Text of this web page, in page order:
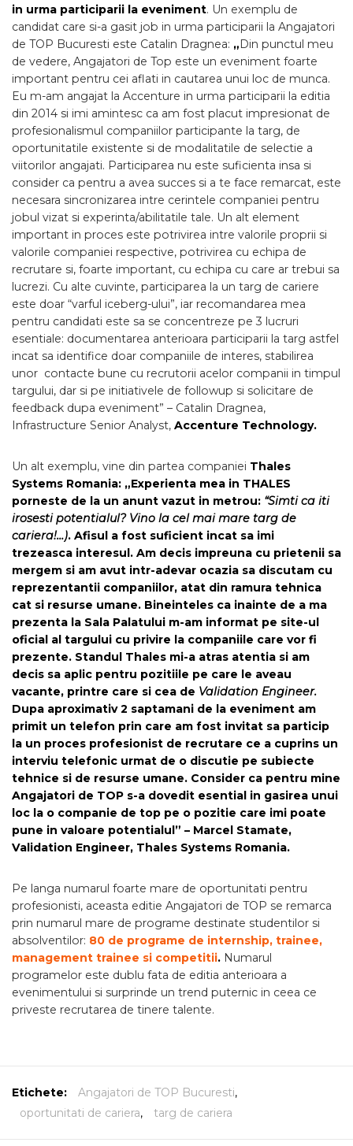
in urma participarii la eveniment. Un exemplu de
candidat care si-a gasit job in urma participarii la Angajatori
de TOP Bucuresti este Catalin Dragnea: „Din punctul meu
de vedere, Angajatori de Top este un eveniment foarte
important pentru cei aflati in cautarea unui loc de munca.
Eu m-am angajat la Accenture in urma participarii la editia
din 2014 si imi amintesc ca am fost placut impresionat de
profesionalismul companiilor participante la targ, de
oportunitatile existente si de modalitatile de selectie a
viitorilor angajati. Participarea nu este suficienta insa si
consider ca pentru a avea succes si a te face remarcat, este
necesara sincronizarea intre cerintele companiei pentru
jobul vizat si experinta/abilitatile tale. Un alt element
important in proces este potrivirea intre valorile proprii si
valorile companiei respective, potrivirea cu echipa de
recrutare si, foarte important, cu echipa cu care ar trebui sa
lucrezi. Cu alte cuvinte, participarea la un targ de cariere
este doar “varful iceberg-ului”, iar recomandarea mea
pentru candidati este sa se concentreze pe 3 lucruri
esentiale: documentarea anterioara participarii la targ astfel
incat sa identifice doar companiile de interes, stabilirea
unor contacte bune cu recrutorii acelor companii in timpul
targului, dar si pe initiativele de followup si solicitare de
feedback dupa eveniment” – Catalin Dragnea,
Infrastructure Senior Analyst, Accenture Technology.
Un alt exemplu, vine din partea companiei Thales
Systems Romania: „Experienta mea in THALES
porneste de la un anunt vazut in metrou: “Simti ca iti
irosesti potentialul? Vino la cel mai mare targ de
cariera!…). Afisul a fost suficient incat sa imi
trezeasca interesul. Am decis impreuna cu prietenii sa
mergem si am avut intr-adevar ocazia sa discutam cu
reprezentantii companiilor, atat din ramura tehnica
cat si resurse umane. Bineinteles ca inainte de a ma
prezenta la Sala Palatului m-am informat pe site-ul
oficial al targului cu privire la companiile care vor fi
prezente. Standul Thales mi-a atras atentia si am
decis sa aplic pentru pozitiile pe care le aveau
vacante, printre care si cea de Validation Engineer.
Dupa aproximativ 2 saptamani de la eveniment am
primit un telefon prin care am fost invitat sa particip
la un proces profesionist de recrutare ce a cuprins un
interviu telefonic urmat de o discutie pe subiecte
tehnice si de resurse umane. Consider ca pentru mine
Angajatori de TOP s-a dovedit esential in gasirea unui
loc la o companie de top pe o pozitie care imi poate
pune in valoare potentialul” – Marcel Stamate,
Validation Engineer, Thales Systems Romania.
Pe langa numarul foarte mare de oportunitati pentru
profesionisti, aceasta editie Angajatori de TOP se remarca
prin numarul mare de programe destinate studentilor si
absolventilor: 80 de programe de internship, trainee,
management trainee si competitii. Numarul
programelor este dublu fata de editia anterioara a
evenimentului si surprinde un trend puternic in ceea ce
priveste recrutarea de tinere talente.
Etichete: Angajatori de TOP Bucuresti,
oportunitati de cariera, targ de cariera